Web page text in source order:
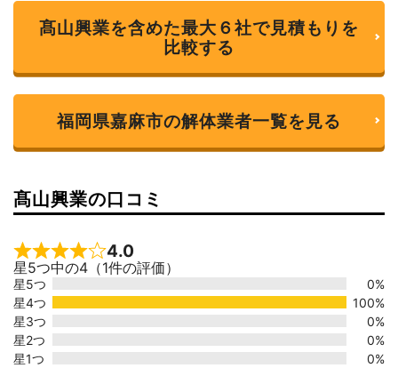
髙山興業を含めた最大６社で見積もりを
比較する
福岡県嘉麻市の解体業者一覧を見る
髙山興業の口コミ
Rated 4 out of 5
4.0
星5つ中の4（1件の評価）
星5つ
0%
星4つ
100%
星3つ
0%
星2つ
0%
星1つ
0%